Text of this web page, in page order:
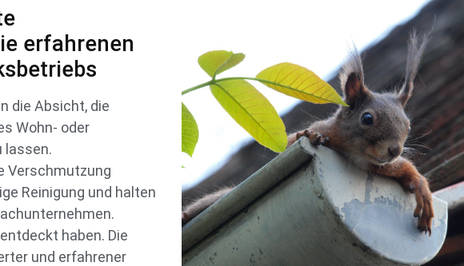
erfahrenen
die Absicht, die
Wohn- oder
lassen.
Verschmutzung
Reinigung und halten
haben. Die
und erfahrener